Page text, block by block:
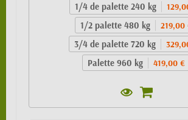
1/4 de palette 240 kg
1/2 palette 480 kg 219,00
3/4 de palette 720 kg
Palette 960 kg 419,00 €